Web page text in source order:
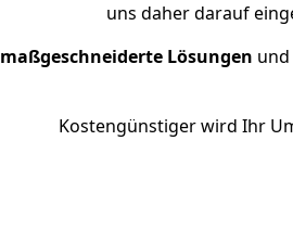
uns daher darauf
maßgeschneiderte Lösungen
Kostengünstiger wird Ihr